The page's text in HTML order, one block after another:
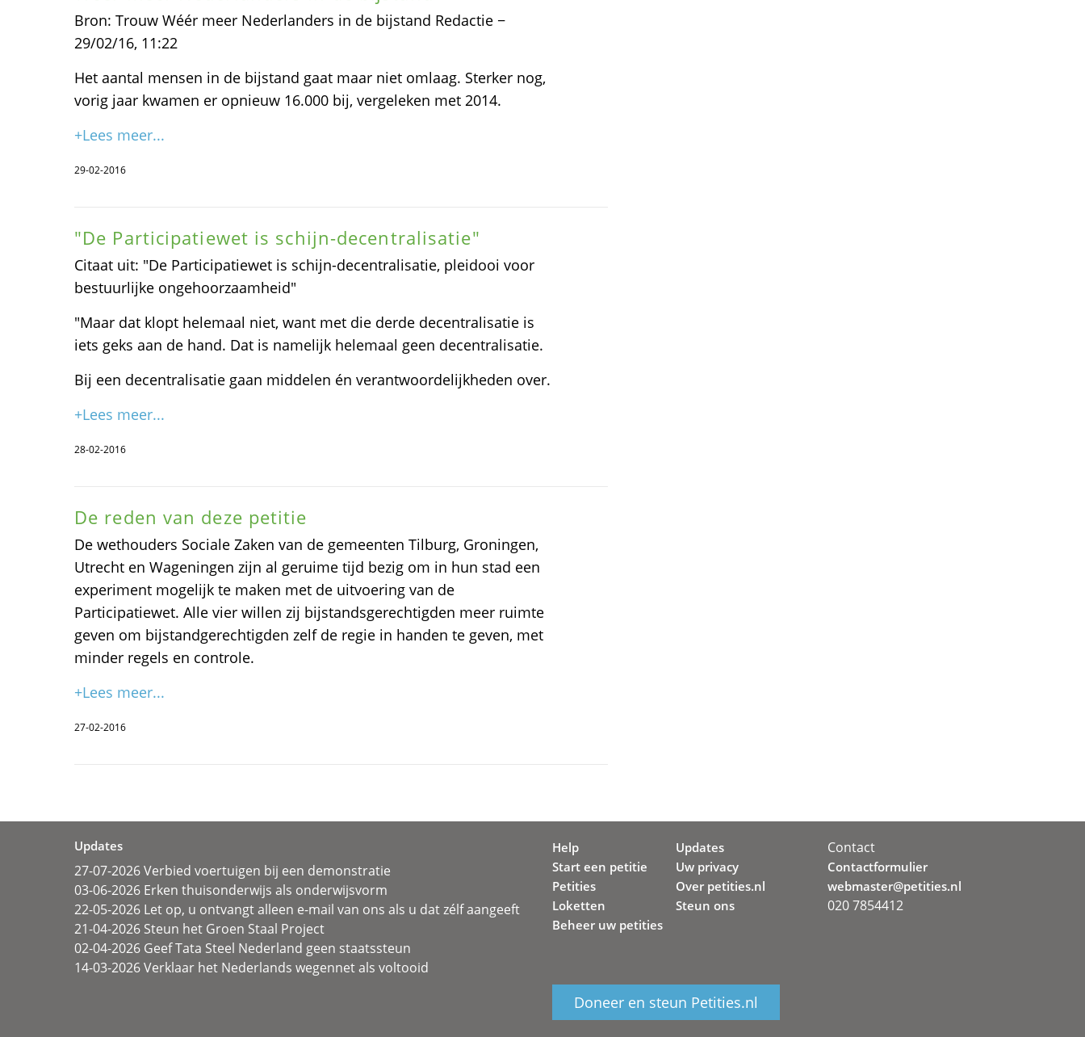
Bron: Trouw Wéér meer Nederlanders in de bijstand Redactie −
29/02/16, 11:22
Het aantal mensen in de bijstand gaat maar niet omlaag. Sterker nog,
vorig jaar kwamen er opnieuw 16.000 bij, vergeleken met 2014.
+Lees meer...
29-02-2016
"De Participatiewet is schijn-decentralisatie"
Citaat uit: "De Participatiewet is schijn-decentralisatie, pleidooi voor
bestuurlijke ongehoorzaamheid"
"Maar dat klopt helemaal niet, want met die derde decentralisatie is
iets geks aan de hand. Dat is namelijk helemaal geen decentralisatie.
Bij een decentralisatie gaan middelen én verantwoordelijkheden over.
+Lees meer...
28-02-2016
De reden van deze petitie
De wethouders Sociale Zaken van de gemeenten Tilburg, Groningen,
Utrecht en Wageningen zijn al geruime tijd bezig om in hun stad een
experiment mogelijk te maken met de uitvoering van de
Participatiewet. Alle vier willen zij bijstandsgerechtigden meer ruimte
geven om bijstandgerechtigden zelf de regie in handen te geven, met
minder regels en controle.
+Lees meer...
27-02-2016
Updates
27-07-2026 Verbied voertuigen bij een demonstratie
03-06-2026 Erken thuisonderwijs als onderwijsvorm
22-05-2026 Let op, u ontvangt alleen e-mail van ons als u dat zélf aangeeft
21-04-2026 Steun het Groen Staal Project
02-04-2026 Geef Tata Steel Nederland geen staatssteun
14-03-2026 Verklaar het Nederlands wegennet als voltooid
Help
Start een petitie
Petities
Loketten
Beheer uw petities
Updates
Uw privacy
Over petities.nl
Steun ons
Doneer en steun Petities.nl
Contact
Contactformulier
webmaster@petities.nl
020 7854412